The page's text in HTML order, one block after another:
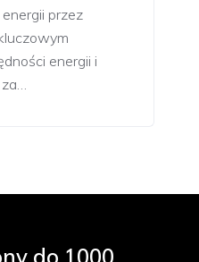
przez
energii i
do 1000